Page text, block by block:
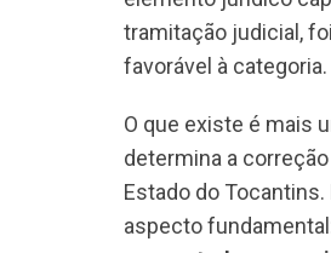
tramitação judicial,
favorável à categoria.
O que existe é mais
determina a
Estado do
aspecto